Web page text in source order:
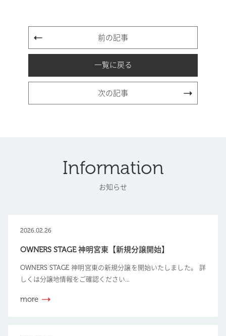
前の記事
一覧に戻る
次の記事
Information
お知らせ
2026.02.26
OWNERS STAGE 神明宮東【新規分譲開始】
OWNERS STAGE 神明宮東の新規分譲を開始いたしました。 詳
しくは分譲地情報をご確認ください...
more